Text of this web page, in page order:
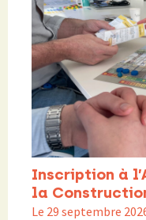
Inscription à
la
Le 29 septembre